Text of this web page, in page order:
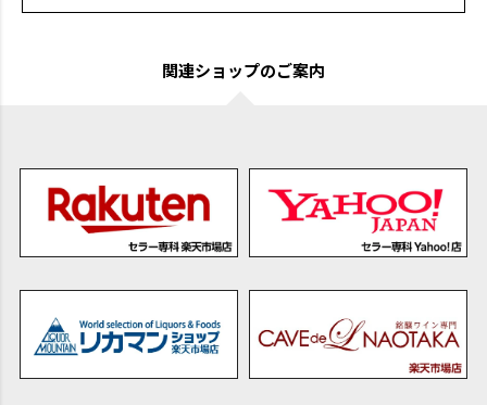
関連ショップのご案内